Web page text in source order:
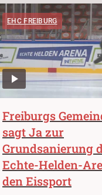
EHC FREIBURG
Freiburgs
sagt Ja zur
Grundsanierung
Echte-Helden-
den Eissport